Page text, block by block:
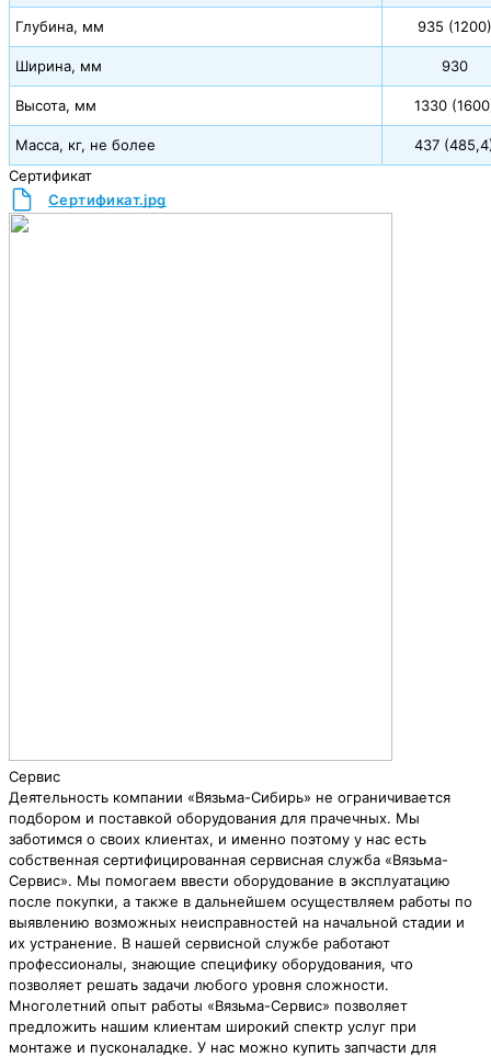
Глубина, мм 935 (1200)
Ширина, мм 930
Высота, мм 1330
Масса, кг, не более
437
Сертификат
Сертификат.jpg
Сервис
Деятельность компании «Вязьма-Сибирь» не ограничивается
подбором и поставкой оборудования для прачечных. Мы
заботимся о своих клиентах, и именно поэтому у нас есть
собственная сертифицированная сервисная служба «Вязьма-
Сервис». Мы помогаем ввести оборудование в эксплуатацию
после покупки, а также в дальнейшем осуществляем работы по
выявлению возможных неисправностей на начальной стадии и
их устранение. В нашей сервисной службе работают
профессионалы, знающие специфику оборудования, что
позволяет решать задачи любого уровня сложности.
Многолетний опыт работы «Вязьма-Сервис» позволяет
предложить нашим клиентам широкий спектр услуг при
монтаже и пусконаладке. У нас можно купить запчасти для